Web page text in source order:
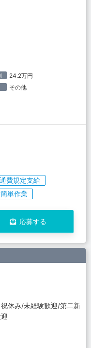
24.2万円
その他
費規定支給
簡単作業
応募する
祝休み/未経験歓迎/第二新